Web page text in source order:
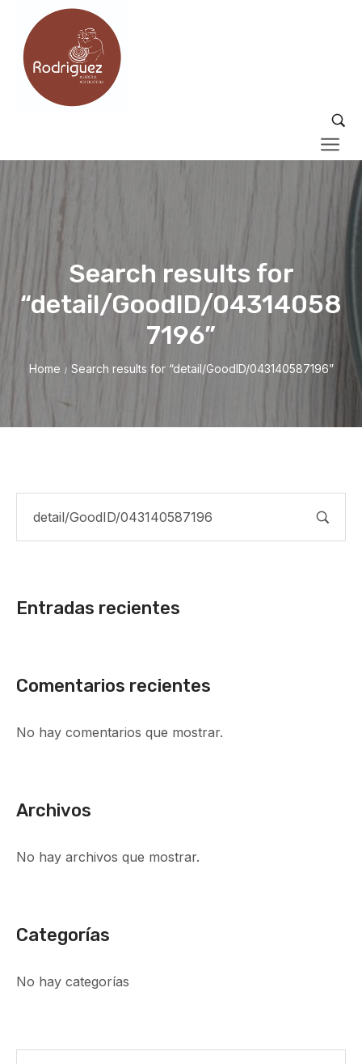
Search results for
“detail/GoodID/04314058
7196”
Home / Search results for “detail/GoodID/043140587196”
Entradas recientes
Comentarios recientes
No hay comentarios que mostrar.
Archivos
No hay archivos que mostrar.
Categorías
No hay categorías